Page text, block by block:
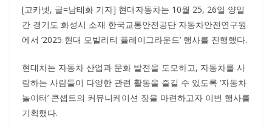
[고카넷, 글=남태화 기자] 현대자동차는 10월 25, 26일 양일
간 경기도 화성시 소재 한국교통안전공단 자동차안전연구원
에서 ‘2025 현대 모빌리티 플레이그라운드’ 행사를 진행했다.
현대차는 자동차 산업과 문화 발전을 도모하고, 자동차를 사
랑하는 사람들이 다양한 관련 활동을 즐길 수 있도록 ‘자동차
놀이터’ 콘셉트의 커뮤니케이션 장을 마련하고자 이번 행사를
기획했다.